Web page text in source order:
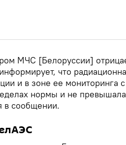
МЧС [Белоруссии]
что
и в зоне ее мониторинга
нормы и не
в сообщении.